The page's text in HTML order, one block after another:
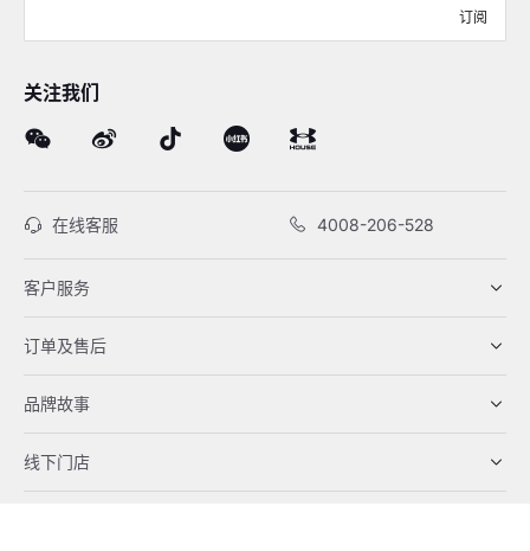
订阅
关注我们
在线客服 4008-206-528
客户服务
订单及售后
品牌故事
线下门店